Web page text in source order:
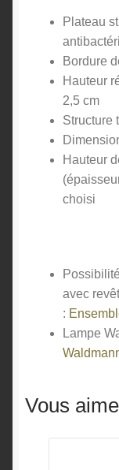
Plateau
Bordure
Hauteur
2,5 cm
Structure
Hauteur
choisi
avec
:
Lampe
Vous